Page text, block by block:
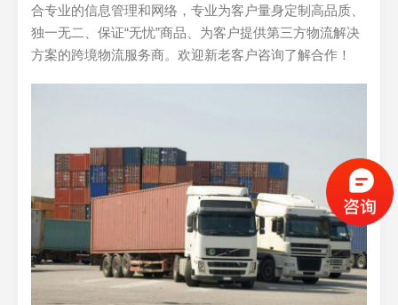
合专业的信息管理和网络，专业为客户量身定制高品质、
独一无二、保证“无忧”商品、为客户提供第三方物流解决
方案的跨境物流服务商。欢迎新老客户咨询了解合作！